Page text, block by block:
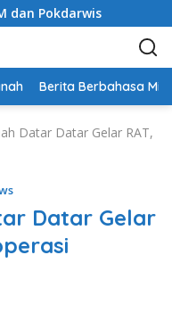
Pokdarwis
Berita Berbahasa
Datar Datar Gelar RAT,
Datar Gelar